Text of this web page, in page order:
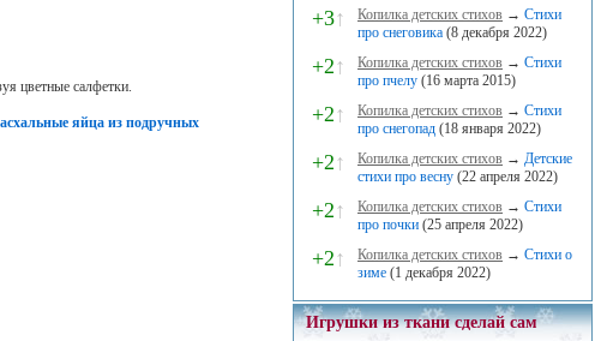
цветные салфетки.
яйца из подручных
+3↑ Копилка детских стихов → Стихи
про снеговика (8 декабря 2022)
+2↑ Копилка детских стихов → Стихи
про пчелу (16 марта 2015)
+2↑ Копилка детских стихов → Стихи
про снегопад (18 января 2022)
+2↑ Копилка детских стихов → Детские
стихи про весну (22 апреля 2022)
+2↑ Копилка детских стихов → Стихи
про почки (25 апреля 2022)
+2↑ Копилка детских стихов → Стихи о
зиме (1 декабря 2022)
Игрушки из ткани сделай сам